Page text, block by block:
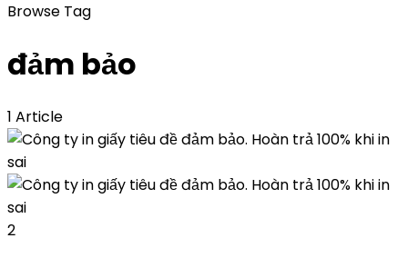
Browse Tag
đảm bảo
1 Article
2